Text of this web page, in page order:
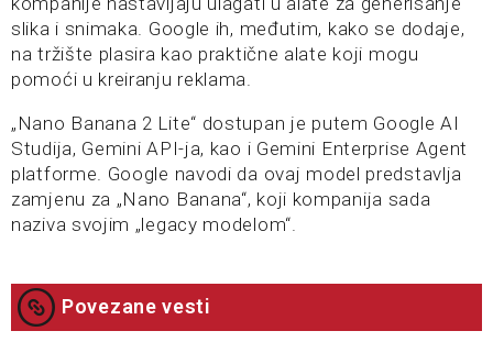
slika i snimaka. Google ih, međutim, kako se dodaje,
na tržište plasira kao praktične alate koji mogu
pomoći u kreiranju reklama.
„Nano Banana 2 Lite“ dostupan je putem Google AI
Studija, Gemini API-ja, kao i Gemini Enterprise Agent
platforme. Google navodi da ovaj model predstavlja
zamjenu za „Nano Banana“, koji kompanija sada
naziva svojim „legacy modelom“.
Povezane vesti